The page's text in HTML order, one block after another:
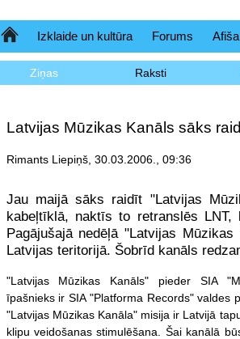
SākumlapaIzklaide un kultūra Forums Afiša
Ziņas Raksti
Latvijas Mūzikas Kanāls sāks
Rimants Liepiņš, 30.03.2006., 09:36
Jau maijā sāks raidīt "Latvijas
kabeļtīklā, naktīs to retranslēs
Pagājušajā nedēļā "Latvijas
Latvijas teritorijā. Šobrīd kanāls
"Latvijas Mūzikas Kanāls" pieder SIA
īpašnieks ir SIA "Platforma Records" valdes
"Latvijas Mūzikas Kanāla" misija ir Latvijā
klipu veidošanas stimulēšana. Šai kanālā